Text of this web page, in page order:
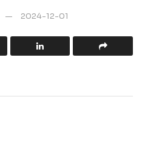
2024-12-01